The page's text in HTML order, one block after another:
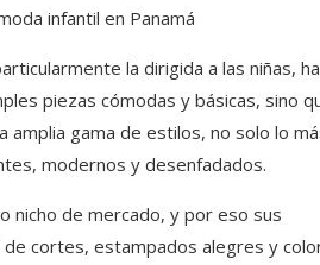
infantil en Panamá
la dirigida a las niñas, ha
piezas cómodas y básicas, sino
amplia gama de estilos, no solo lo
modernos y desenfadados.
nicho de mercado, y por eso sus
cortes, estampados alegres y